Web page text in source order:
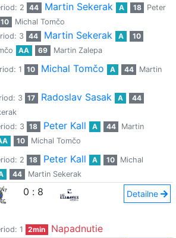
2 44 Martin Sekerak A 18
Peter
10
Michal Tomčo
3 44 Martin Sekerak A
10
AA 69 Martin Zalepa
1 10 Michal Tomčo A 44
Martin
3 17 Radoslav Sasak A
44
3 18 Peter Kall A 44
Martin
10 Michal Tomčo
2 18 Peter Kall A 10
Michal
44 Martin Sekerak
0 : 8 Detailne
1 2min
Napadnutie